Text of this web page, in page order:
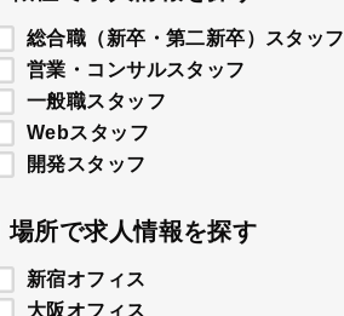
総合職（新卒・第二新卒）スタッフ
営業・コンサルスタッフ
一般職スタッフ
Webスタッフ
開発スタッフ
場所で求人情報を探す
新宿オフィス
大阪オフィス